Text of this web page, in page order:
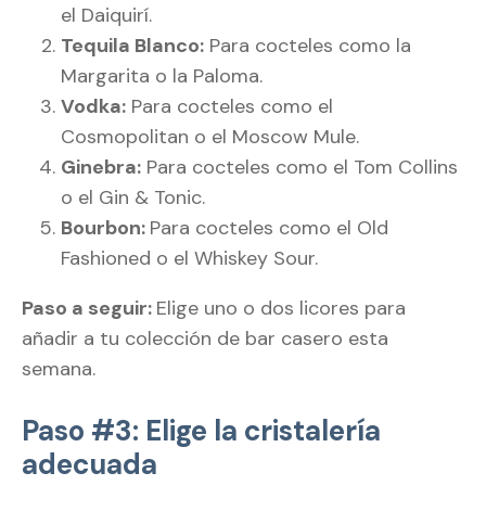
el Daiquirí.
Tequila Blanco: Para cocteles como la
Margarita o la Paloma.
Vodka: Para cocteles como el
Cosmopolitan o el Moscow Mule.
Ginebra: Para cocteles como el Tom Collins
o el Gin & Tonic.
Bourbon: Para cocteles como el Old
Fashioned o el Whiskey Sour.
Paso a seguir: Elige uno o dos licores para
añadir a tu colección de bar casero esta
semana.
Paso #3: Elige la cristalería
adecuada